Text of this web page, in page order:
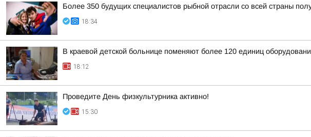
Более 350 будущих специалистов рыбной отрасли со всей страны
18:34
В краевой детской больнице поменяют более 120 единиц
18:12
Проведите День физкультурника активно!
15:30